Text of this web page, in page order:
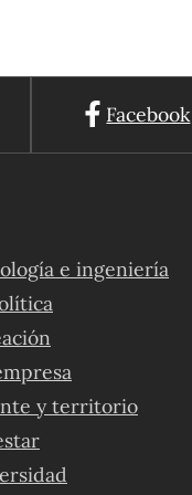
Facebook
e ingeniería
y territorio